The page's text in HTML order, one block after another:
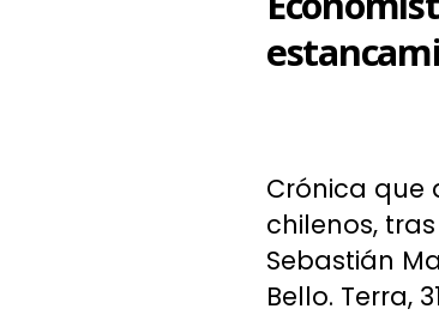
Crónica que
chilenos,
Sebastián
Bello. Terra,